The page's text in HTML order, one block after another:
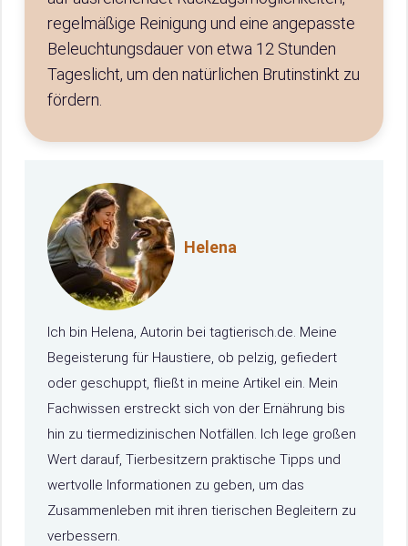
regelmäßige Reinigung und eine angepasste
Beleuchtungsdauer von etwa 12 Stunden
Tageslicht, um den natürlichen Brutinstinkt zu
fördern.
Helena
Ich bin Helena, Autorin bei tagtierisch.de. Meine
Begeisterung für Haustiere, ob pelzig, gefiedert
oder geschuppt, fließt in meine Artikel ein. Mein
Fachwissen erstreckt sich von der Ernährung bis
hin zu tiermedizinischen Notfällen. Ich lege großen
Wert darauf, Tierbesitzern praktische Tipps und
wertvolle Informationen zu geben, um das
Zusammenleben mit ihren tierischen Begleitern zu
verbessern.